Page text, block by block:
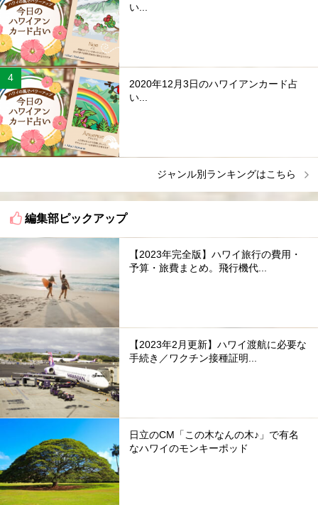
い...
2020年12月3日のハワイアンカード占
い...
ジャンル別ランキングはこちら
編集部ピックアップ
【2023年完全版】ハワイ旅行の費用・
予算・旅費まとめ。飛行機代...
【2023年2月更新】ハワイ渡航に必要な
手続き／ワクチン接種証明...
日立のCM「この木なんの木♪」で有名
なハワイのモンキーポッド